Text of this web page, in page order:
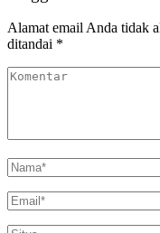
Alamat email Anda tidak
ditandai *